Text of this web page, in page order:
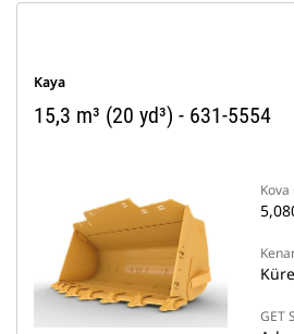
Kaya
15,3 m³ (20 yd³) - 631-5554
GET